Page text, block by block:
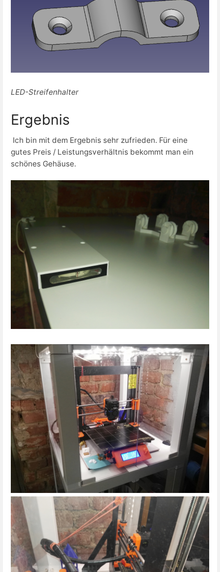
LED-Streifenhalter
Ergebnis
Ich bin mit dem Ergebnis sehr zufrieden. Für eine
gutes Preis / Leistungsverhältnis bekommt man ein
schönes Gehäuse.